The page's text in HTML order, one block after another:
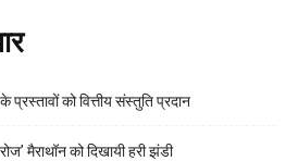
प्रस्तावों को वित्तीय संस्तुति प्रदान
मैराथॉन को दिखायी हरी झंडी